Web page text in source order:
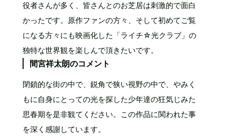
役者さんが多く、皆さんとのお芝居は刺激的で面白
かったです。原作ファンの方々、そして初めてご覧
になる方々にも映画化した「ライチ☆光クラブ」の
独特な世界観を楽しんで頂きたいです。
間宮祥太朗のコメント
閉鎖的な街の中で、鋭角で狭い視野の中で、やみく
もに自身にとっての光を探した少年達の狂気じみた
思春期を是非観てください。この作品に関われた事
を深く感謝しています。